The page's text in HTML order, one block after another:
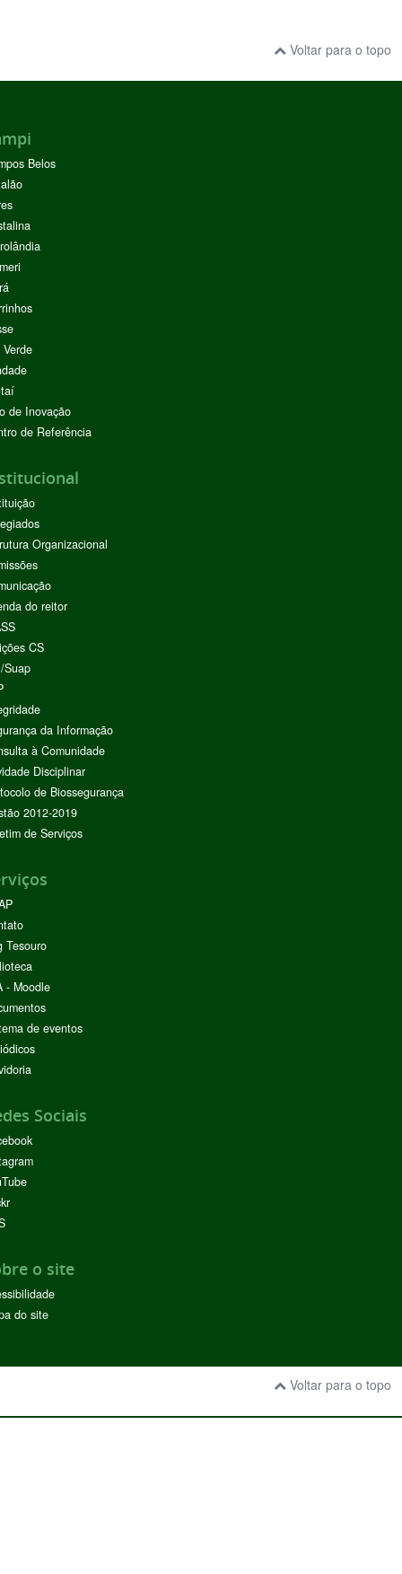
Voltar para o topo
Belos
de Inovação
de Referência
Organizacional
do reitor
CS
Suap
da Informação
à Comunidade
Disciplinar
de Biossegurança
2012-2019
de Serviços
Tesouro
- Moodle
de eventos
Sociais
o site
do site
Voltar para o topo